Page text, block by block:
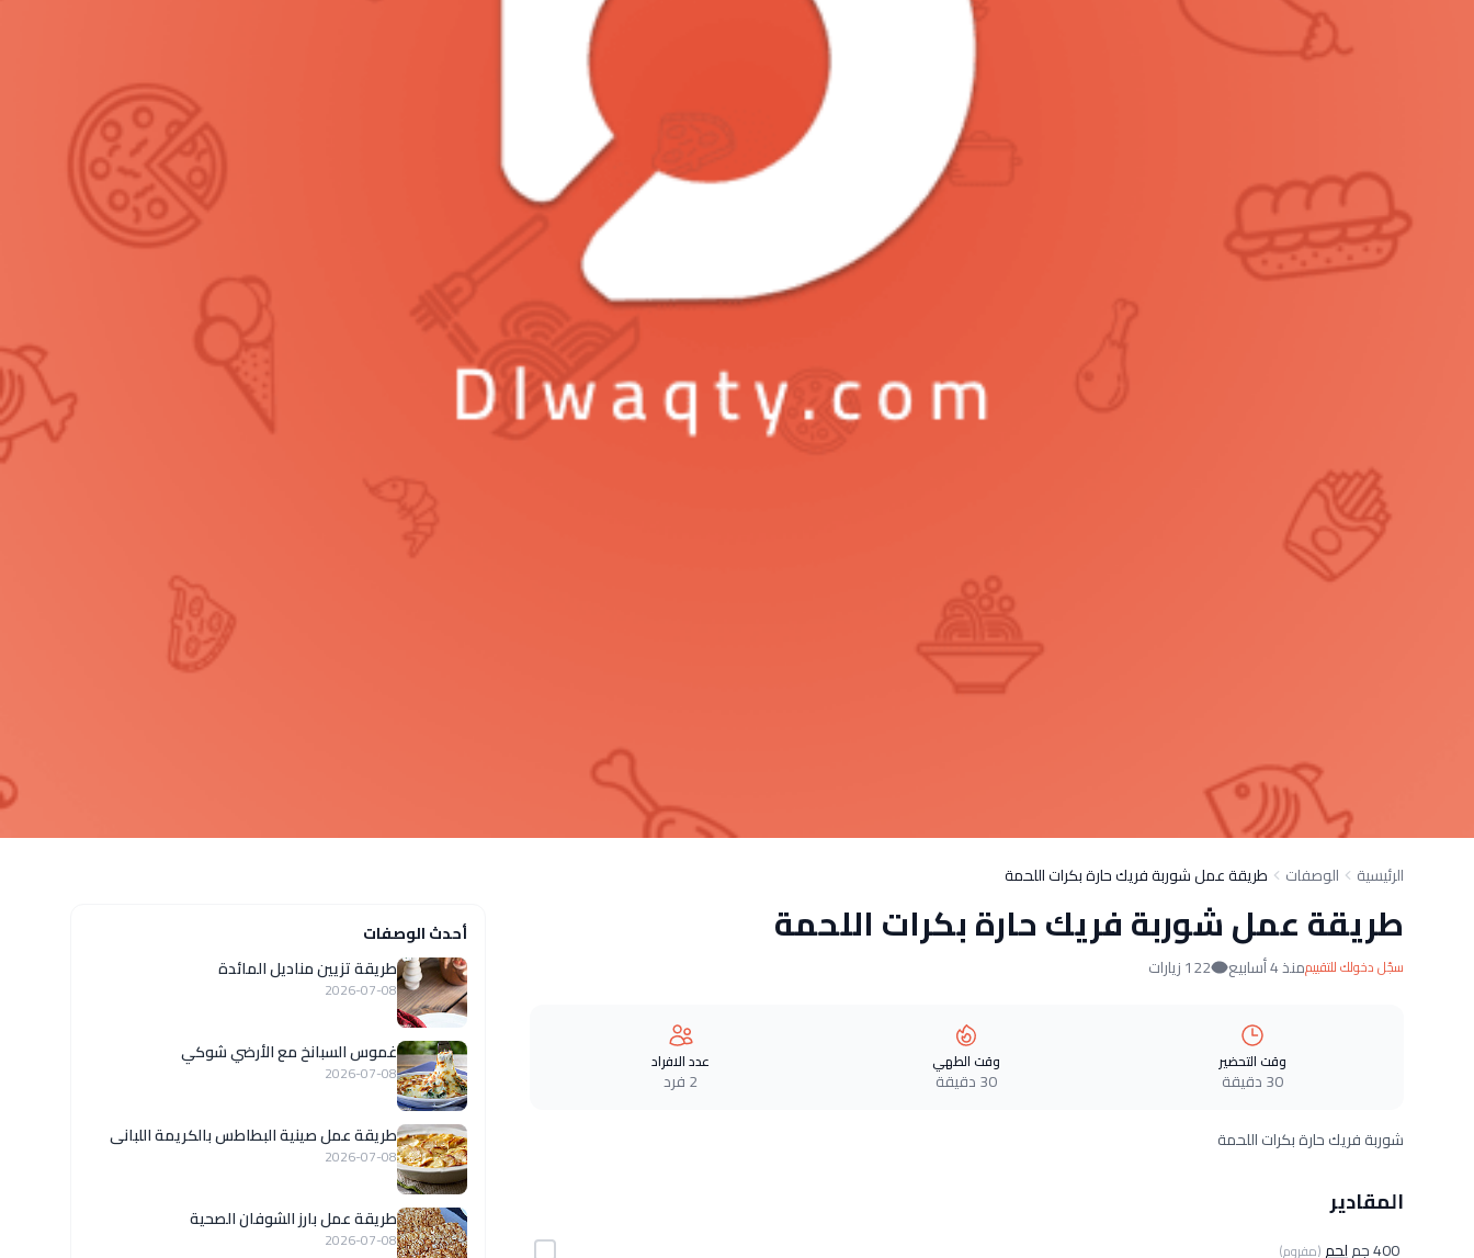
الرئيسية الوصفات طريقة عمل شوربة فريك حارة بكرات اللحمة
طريقة عمل شوربة فريك حارة بكرات اللحمة
سجّل دخولك للتقييممنذ 4 أسابيع 122 زيارات
وقت التحضير
30 دقيقة
وقت الطهي
30 دقيقة
عدد الافراد
2 فرد
شوربة فريك حارة بكرات اللحمة
المقادير
400 جم لحم(مفروم)
أحدث الوصفات
طريقة تزيين مناديل المائدة
2026-07-08
غموس السبانخ مع الأرضي شوكي
2026-07-08
طريقة عمل صينية البطاطس بالكريمة اللبانى
2026-07-08
طريقة عمل بارز الشوفان الصحية
2026-07-08